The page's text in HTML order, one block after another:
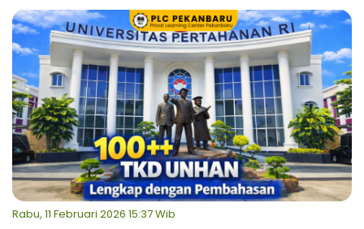
Rabu, 11 Februari 2026 15:37 Wib